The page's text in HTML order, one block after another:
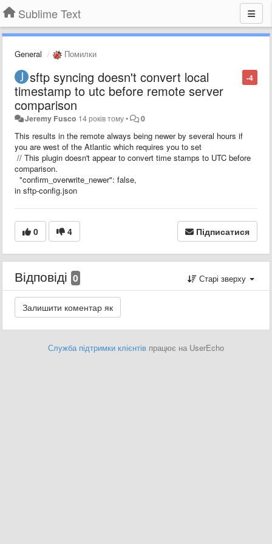
Sublime Text
General Помилки
-4
sftp syncing doesn't convert local
timestamp to utc before remote server
comparison
Jeremy Fusco 14 років тому• 0
This results in the remote always being newer by several hours if
you are west of the Atlantic which requires you to set
// This plugin doesn't appear to convert time stamps to UTC before
comparison.
"confirm_overwrite_newer": false,
in sftp-config.json
0 4 Підписатися
Відповіді 0 Старі зверху
Служба підтримки клієнтів працює на UserEcho